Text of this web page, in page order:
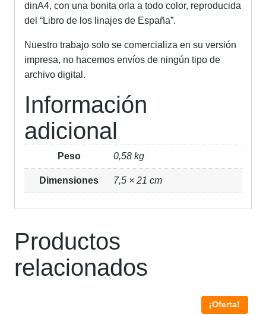
dinA4, con una bonita orla a todo color, reproducida
del “Libro de los linajes de España”.
Nuestro trabajo solo se comercializa en su versión
impresa, no hacemos envíos de ningún tipo de
archivo digital.
Información
adicional
Peso 0,58 kg
Dimensiones 7,5 × 21 cm
Productos
relacionados
¡Oferta!